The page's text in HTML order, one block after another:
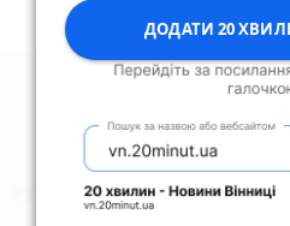
Найчастіше
ДОДАТИ 20